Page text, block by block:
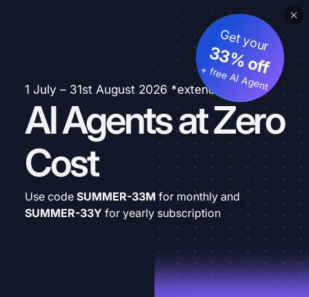
1 July – 31st August 2026 *extended
AI Agents at Zero
Cost
Get your
33% off
+ free AI Agent
Use code SUMMER-33M for monthly and
SUMMER-33Y for yearly subscription